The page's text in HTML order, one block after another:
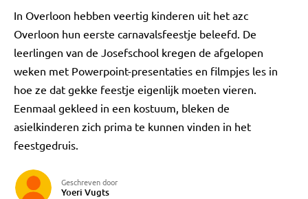
In Overloon hebben veertig kinderen uit het azc
Overloon hun eerste carnavalsfeestje beleefd. De
leerlingen van de Josefschool kregen de afgelopen
weken met Powerpoint-presentaties en filmpjes les in
hoe ze dat gekke feestje eigenlijk moeten vieren.
Eenmaal gekleed in een kostuum, bleken de
asielkinderen zich prima te kunnen vinden in het
feestgedruis.
Geschreven door
Yoeri Vugts